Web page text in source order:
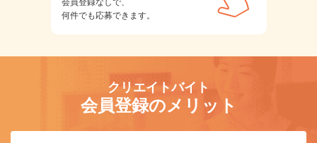
何件でも応募できます。
クリエイトバイト
会員登録のメリット